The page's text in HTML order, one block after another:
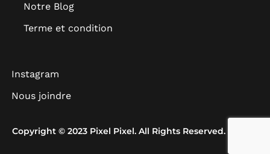
Notre Blog
Terme et condition
Instagram
Nous joindre
Copyright © 2023 Pixel Pixel. All Rights Reserved.